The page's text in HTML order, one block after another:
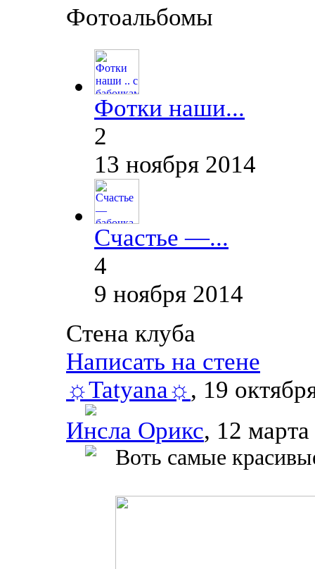
Фотоальбомы
Фотки наши...
2
13 ноября 2014
Счастье —...
4
9 ноября 2014
Стена клуба
Написать на стене
☼Tatyana☼, 19
Инсла Орикс, 12
Воть самые